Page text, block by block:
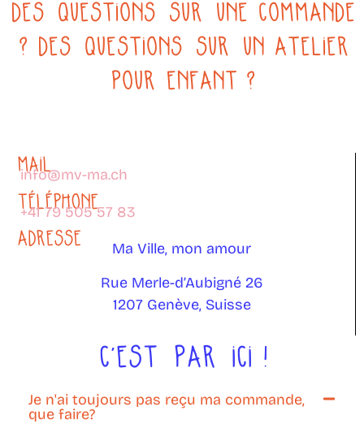
DES QUESTIONS SUR UNE COMMANDE
? DES QUESTIONS SUR UN ATELIER
POUR ENFANT ?
MAIL
info@mv-ma.ch
TÉLÉPHONE
+41 79 505 57 83
ADRESSE
Ma Ville, mon amour
Rue Merle-d’Aubigné 26
1207 Genève,Suisse
C'EST PAR ICI !
Je n'ai toujours pas reçu ma commande,
que faire?